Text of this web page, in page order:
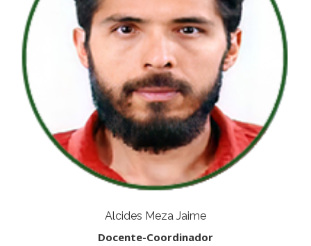
Alcides Meza Jaime
Docente-Coordinador